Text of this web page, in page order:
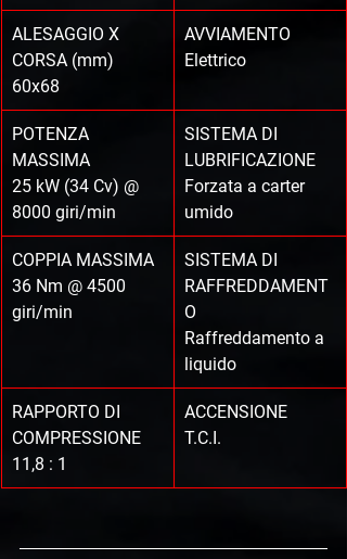
ALESAGGIO X
CORSA (mm)
60x68
AVVIAMENTO
Elettrico
POTENZA
MASSIMA
25 kW (34 Cv) @
8000 giri/min
SISTEMA DI
LUBRIFICAZIONE
Forzata a carter
umido
COPPIA MASSIMA
36 Nm @ 4500
giri/min
SISTEMA DI
RAFFREDDAMENT
O
Raffreddamento a
liquido
RAPPORTO DI
COMPRESSIONE
11,8 : 1
ACCENSIONE
T.C.I.